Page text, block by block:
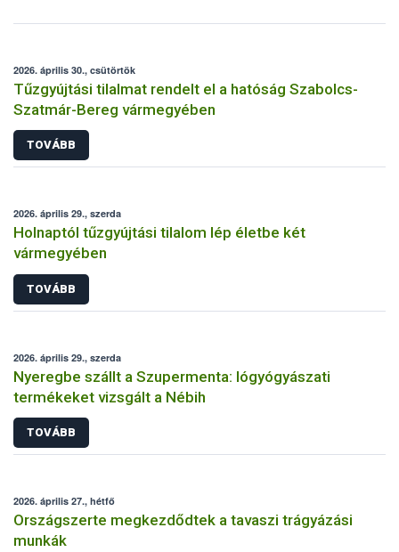
2026. április 30., csütörtök
Tűzgyújtási tilalmat rendelt el a hatóság Szabolcs-
Szatmár-Bereg vármegyében
TOVÁBB
2026. április 29., szerda
Holnaptól tűzgyújtási tilalom lép életbe két
vármegyében
TOVÁBB
2026. április 29., szerda
Nyeregbe szállt a Szupermenta: lógyógyászati
termékeket vizsgált a Nébih
TOVÁBB
2026. április 27., hétfő
Országszerte megkezdődtek a tavaszi trágyázási
munkák